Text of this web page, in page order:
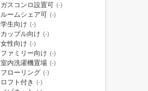
ガスコンロ設置可 (-)
ルームシェア可 (-)
学生向け (-)
カップル向け (-)
女性向け (-)
ファミリー向け (-)
室内洗濯機置場 (-)
フローリング (-)
ロフト付き (-)